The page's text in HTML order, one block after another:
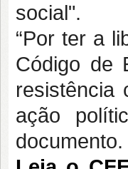
social".
“Por ter a
Código de
resistência
ação
documento.